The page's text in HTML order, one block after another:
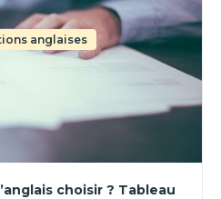
anglaises
choisir ? Tableau